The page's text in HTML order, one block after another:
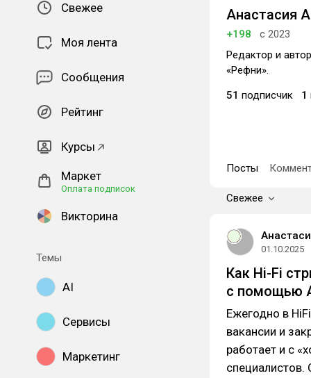
Свежее
Моя лента
Сообщения
Рейтинг
Курсы
Маркет
Оплата подписок
Викторина
Темы
AI
Сервисы
Маркетинг
Анастасия
+198
с 2023
Редактор и
«Рефни».
51 подписчик 1
Посты
Свежее
01.10.2025
Как Hi-Fi
с помощью
Ежегодно в
вакансии и
работает и с
специалистов.